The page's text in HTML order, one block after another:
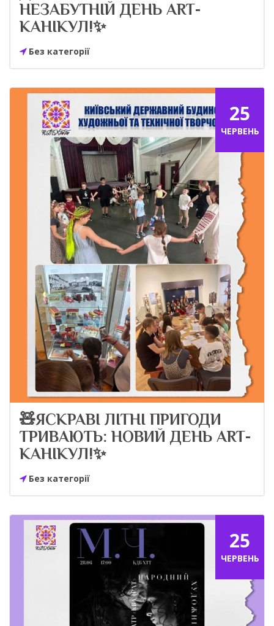
НЕЗАБУТНІЙ ДЕНЬ ART-
КАНІКУЛ!✨
Без категорії
🧸ЯСКРАВІ ЛІТНІ ПРИГОДИ
ТРИВАЮТЬ: НОВИЙ ДЕНЬ ART-
КАНІКУЛ!✨
Без категорії
25
ЧЕРВЕНЬ
25
ЧЕРВЕНЬ